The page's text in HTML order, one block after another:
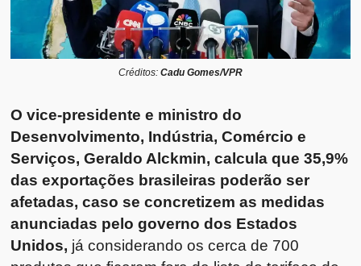
Créditos: Cadu Gomes/VPR
O vice-presidente e ministro do
Desenvolvimento, Indústria, Comércio e
Serviços, Geraldo Alckmin, calcula que 35,9%
das exportações brasileiras poderão ser
afetadas, caso se concretizem as medidas
anunciadas pelo governo dos Estados
Unidos, já considerando os cerca de 700